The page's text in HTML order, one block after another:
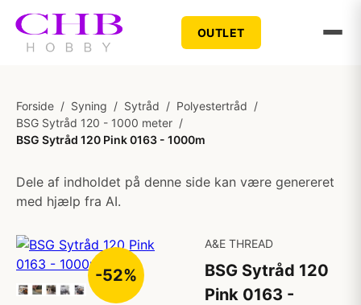
OUTLET
Forside / Syning / Sytråd / Polyestertråd /
BSG Sytråd 120 - 1000 meter /
BSG Sytråd 120 Pink 0163 - 1000m
Dele af indholdet på denne side kan være genereret
med hjælp fra AI.
-52%
A&E THREAD
BSG Sytråd 120
Pink 0163 -